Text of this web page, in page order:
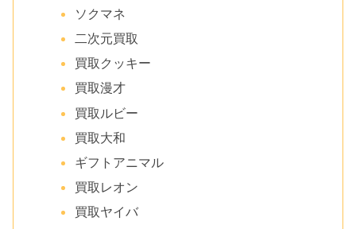
ソクマネ
二次元買取
買取クッキー
買取漫才
買取ルビー
買取大和
ギフトアニマル
買取レオン
買取ヤイバ